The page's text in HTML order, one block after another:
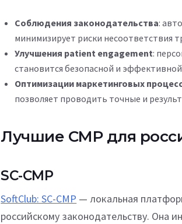
Соблюдения законодательства:
минимизирует риски несоответствия
Улучшения patient engagement:
становится безопасной и
Оптимизации маркетинговых
позволяет проводить точные и
Лучшие CMP для
SC-CMP
SoftClub: SC-CMP — локальная
российскому законодательству. Она